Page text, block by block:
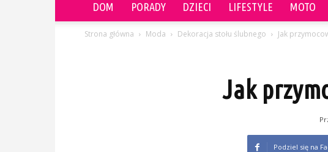
DOM PORADY DZIECI LIFESTYLE MOTO
Strona główna Moda Dekoracja stołu ślubnego Jak
Jak
Podziel się na